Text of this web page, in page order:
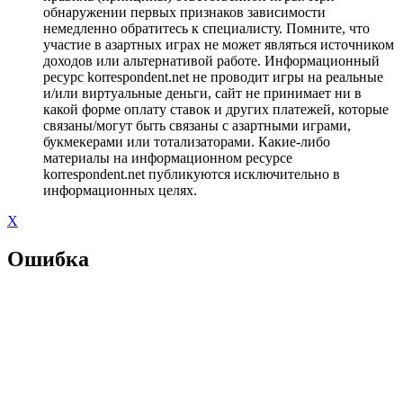
обнаружении первых признаков зависимости
немедленно обратитесь к специалисту. Помните, что
участие в азартных играх не может являться источником
доходов или альтернативой работе. Информационный
ресурс korrespondent.net не проводит игры на реальные
и/или виртуальные деньги, сайт не принимает ни в
какой форме оплату ставок и других платежей, которые
связаны/могут быть связаны с азартными играми,
букмекерами или тотализаторами. Какие-либо
материалы на информационном ресурсе
korrespondent.net публикуются исключительно в
информационных целях.
X
Ошибка